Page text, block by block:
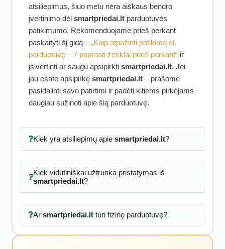
atsiliepimus, šiuo metu nėra aiškaus bendro
įvertinimo dėl smartpriedai.lt parduotuvės
patikimumo. Rekomenduojame prieš perkant
paskaityti šį gidą –„Kaip atpažinti patikimą el.
parduotuvę – 7 paprasti ženklai prieš perkant“ ir
įsivertinti ar saugu apsipirkti smartpriedai.lt. Jei
jau esate apsipirkę smartpriedai.lt – prašome
pasidalinti savo patirtimi ir padėti kitiems pirkėjams
daugiau sužinoti apie šią parduotuvę.
Kiek yra atsiliepimų apie smartpriedai.lt?
Kiek vidutiniškai užtrunka pristatymas iš
smartpriedai.lt?
Ar smartpriedai.ltturi fizinę parduotuvę?